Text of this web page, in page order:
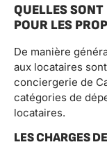
QUELLES
POUR LES
De manière
aux locataires
conciergerie de
catégories de
locataires.
LES CHARGES